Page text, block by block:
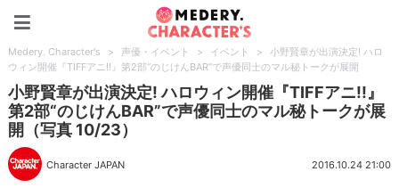
Medery. Character's > 声優・イベント > イベント >
小野賢章が出演決定! ハロ
ウィン開催『TIFFアニ!!』第2部“のじけんBAR”で声優同士のマル秘トークが展開
小野賢章が出演決定! ハロウィン開催『TIFFアニ!!』
第2部“のじけんBAR”で声優同士のマル秘トークが展
開（写真 10/23）
Character JAPAN 2016.10.24 21:00